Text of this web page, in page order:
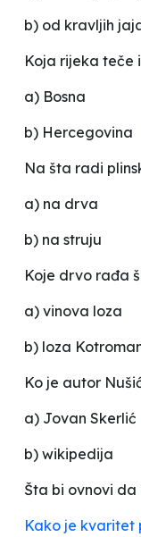
b) od kravljih
Koja rijeka teče
a) Bosna
b) Hercegovina
Na šta radi
a) na drva
b) na struju
Koje drvo rađa
a) vinova loza
b) loza
Ko je autor
a) Jovan Skerlić
b) wikipedija
Šta bi ovnovi da
Kako je kvaritet